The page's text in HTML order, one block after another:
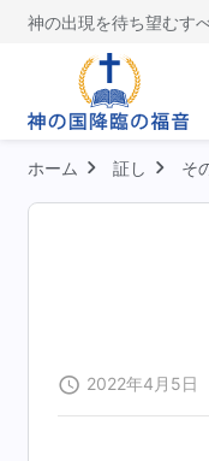
神の出現を待ち望むす
ホーム 証し そ
2022年4月5日